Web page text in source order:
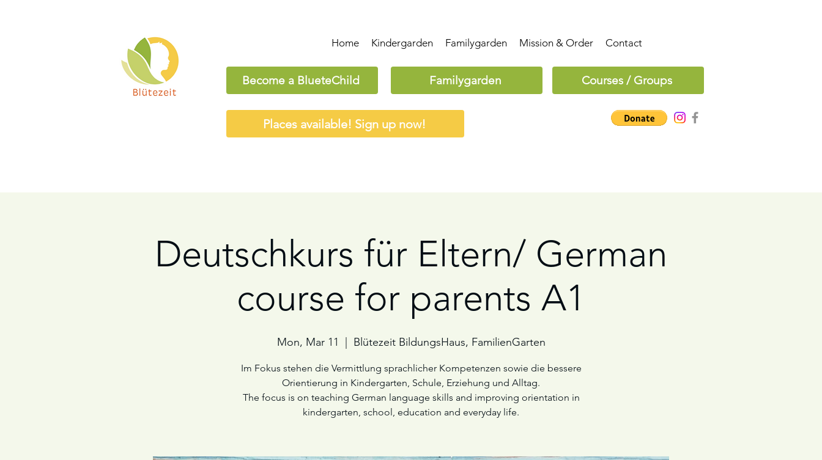
Home Kindergarden Familygarden Mission & Order Contact
Become a BlueteChild Familygarden Courses / Groups
Places available! Sign up now!
Deutschkurs für Eltern/ German
course for parents A1
Mon, Mar 11 Blütezeit BildungsHaus, FamilienGarten
Im Fokus stehen die Vermittlung sprachlicher Kompetenzen sowie die bessere
Orientierung in Kindergarten, Schule, Erziehung und Alltag.
The focus is on teaching German language skills and improving orientation in